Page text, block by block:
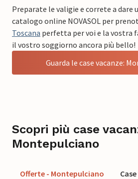
Preparate le valigie e correte a dare
catalogo online NOVASOL per
Toscana perfetta per voi e la vostra
il vostro soggiorno ancora più bello!
Guarda le case vacanze:
Scopri più case
Montepulciano
Offerte - Montepulciano